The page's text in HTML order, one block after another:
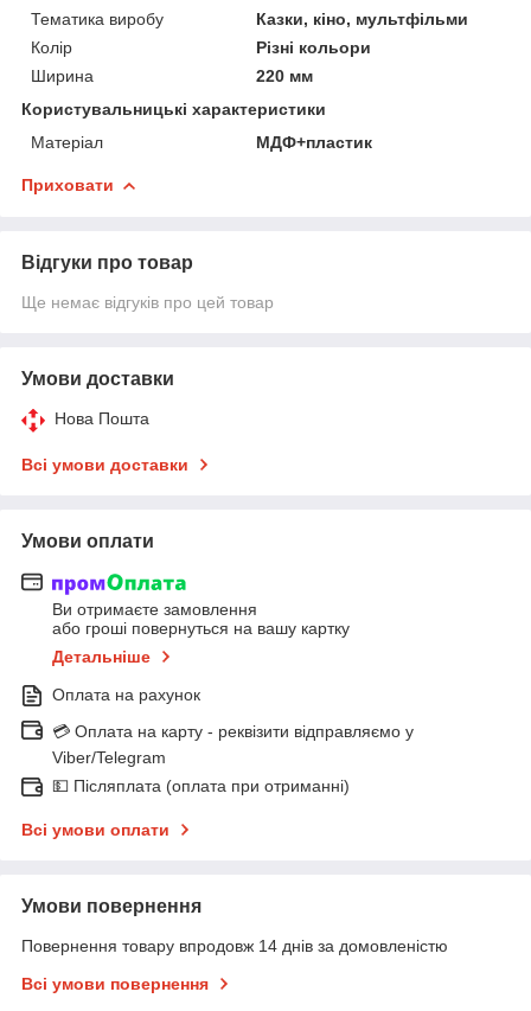
Тематика виробу
Казки, кіно, мультфільми
Колір
Різні кольори
Ширина
220 мм
Користувальницькі характеристики
Матеріал
МДФ+пластик
Приховати
Відгуки про товар
Ще немає відгуків про цей товар
Умови доставки
Нова Пошта
Всі умови доставки
Умови оплати
Ви отримаєте замовлення
або гроші повернуться на вашу картку
Детальніше
Оплата на рахунок
💳 Оплата на карту - реквізити відправляємо у
Viber/Telegram
💵 Післяплата (оплата при отриманні)
Всі умови оплати
Умови повернення
Повернення товару впродовж 14 днів за домовленістю
Всі умови повернення